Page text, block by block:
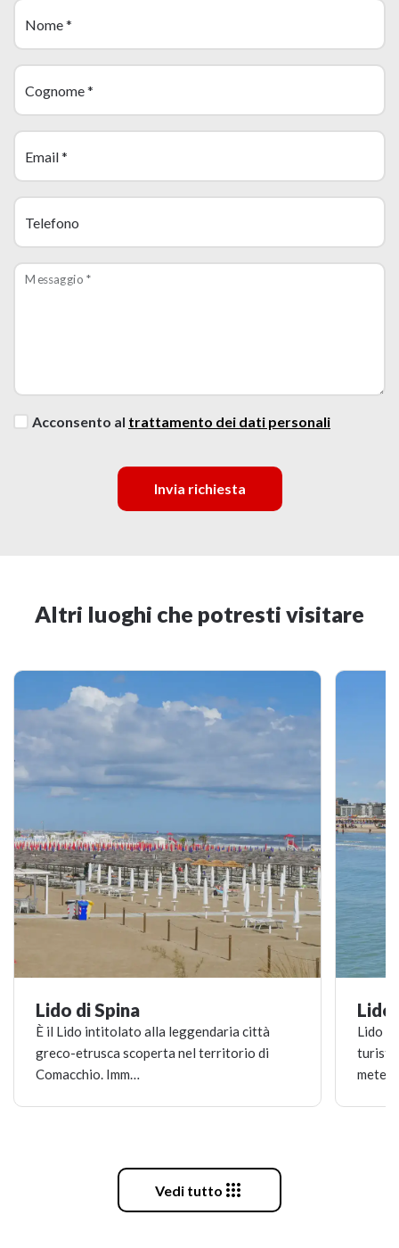
Nome*
Cognome*
Email*
Telefono
Messaggio *
Acconsento al trattamento dei dati personali
Invia richiesta
Altri luoghi che potresti visitare
Lido di Spina
​È il Lido intitolato alla leggendaria città
greco-etrusca scoperta nel territorio di
Comacchio. Imm…
Lido
Lido
mete
Vedi tutto 